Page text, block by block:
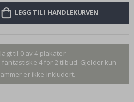
LEGG TIL I HANDLEKURVEN
til 0 av 4 plakater
4 for 2 tilbud. Gjelder kun
er ikke inkludert.